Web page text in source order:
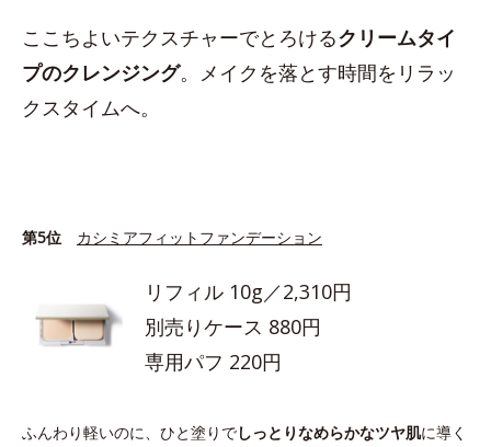
ここちよいテクスチャーでとろけるクリームタイ
プのクレンジング。メイクを落とす時間をリラッ
クスタイムへ。
第5位 カシミアフィットファンデーション
リフィル 10g／2,310円
別売りケース 880円
専用パフ 220円
ふんわり軽いのに、ひと塗りでしっとりなめらかなツヤ肌に導く